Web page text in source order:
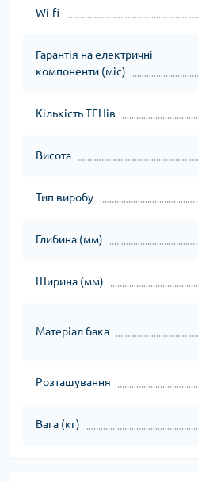
Wi-fi
Гарантія на електричні
компоненти (міс)
Кількість ТЕНів
Висота
Тип виробу
Глибина (мм)
Ширина (мм)
Матеріал бака
Розташування
Вага (кг)